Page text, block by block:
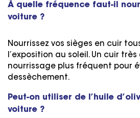
À quelle fréquence faut-il
voiture ?
Nourrissez vos sièges en cuir
l’exposition au soleil. Un cuir
nourrissage plus fréquent pour
dessèchement.
Peut-on utiliser de l’huile
voiture ?